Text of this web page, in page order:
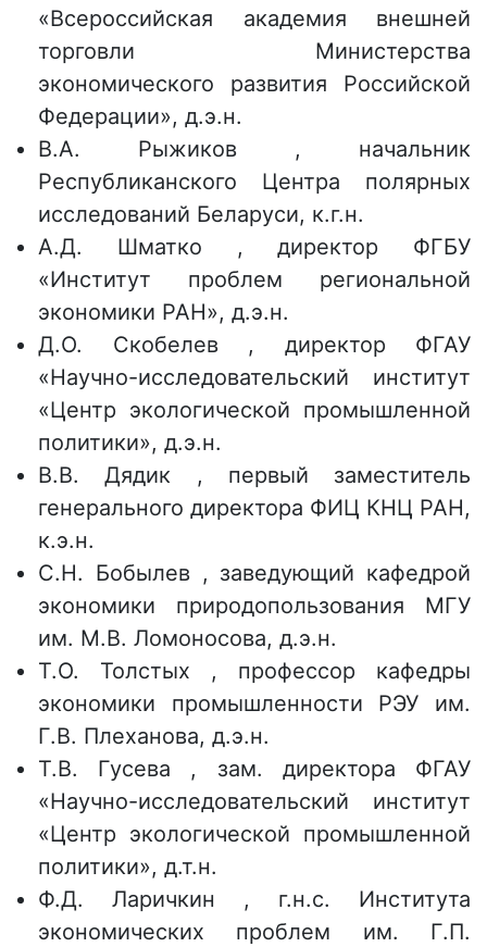
«Всероссийская академия внешней
торговли Министерства
экономического развития Российской
Федерации», д.э.н.
В.А. Рыжиков , начальник
Республиканского Центра полярных
исследований Беларуси, к.г.н.
А.Д. Шматко , директор ФГБУ
«Институт проблем региональной
экономики РАН», д.э.н.
Д.О. Скобелев , директор ФГАУ
«Научно-исследовательский институт
«Центр экологической промышленной
политики», д.э.н.
В.В. Дядик , первый заместитель
генерального директора ФИЦ КНЦ РАН,
к.э.н.
С.Н. Бобылев , заведующий кафедрой
экономики природопользования МГУ
им. М.В. Ломоносова, д.э.н.
Т.О. Толстых , профессор кафедры
экономики промышленности РЭУ им.
Г.В. Плеханова, д.э.н.
Т.В. Гусева , зам. директора ФГАУ
«Научно-исследовательский институт
«Центр экологической промышленной
политики», д.т.н.
Ф.Д. Ларичкин , г.н.с. Института
экономических проблем им. Г.П.